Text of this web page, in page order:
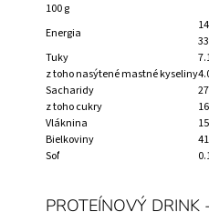
100 g
Energia
Tuky
z toho nasýtené mastné kyseliny
Sacharidy
z toho cukry
Vláknina
Bielkoviny
Soľ
PROTEÍNOVÝ